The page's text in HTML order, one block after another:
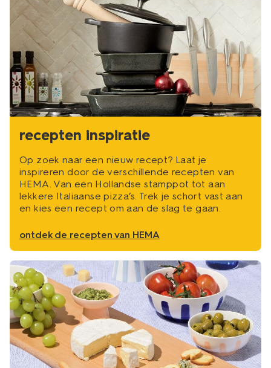
recepten inspiratie
Op zoek naar een nieuw recept? Laat je
inspireren door de verschillende recepten van
HEMA. Van een Hollandse stamppot tot aan
lekkere Italiaanse pizza’s. Trek je schort vast aan
en kies een recept om aan de slag te gaan.
ontdek de recepten van HEMA